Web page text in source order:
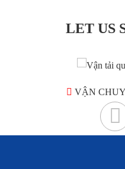
LET US
VẬN